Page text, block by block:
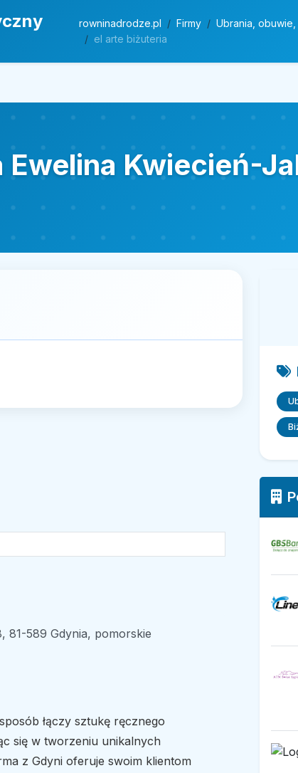
rowninadrodze.pl Firmy Ubrania,
el arte biżuteria
Kwiecień-
81-589 Gdynia, pomorskie
łączy sztukę ręcznego
się w tworzeniu unikalnych
z Gdyni oferuje swoim klientom